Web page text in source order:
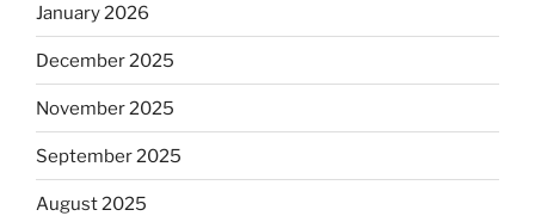
January 2026
December 2025
November 2025
September 2025
August 2025